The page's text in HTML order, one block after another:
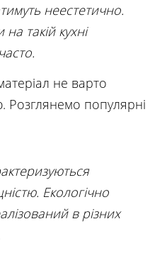
неестетично.
такій кухні
не варто
Розглянемо популярні
Екологічно
в різних